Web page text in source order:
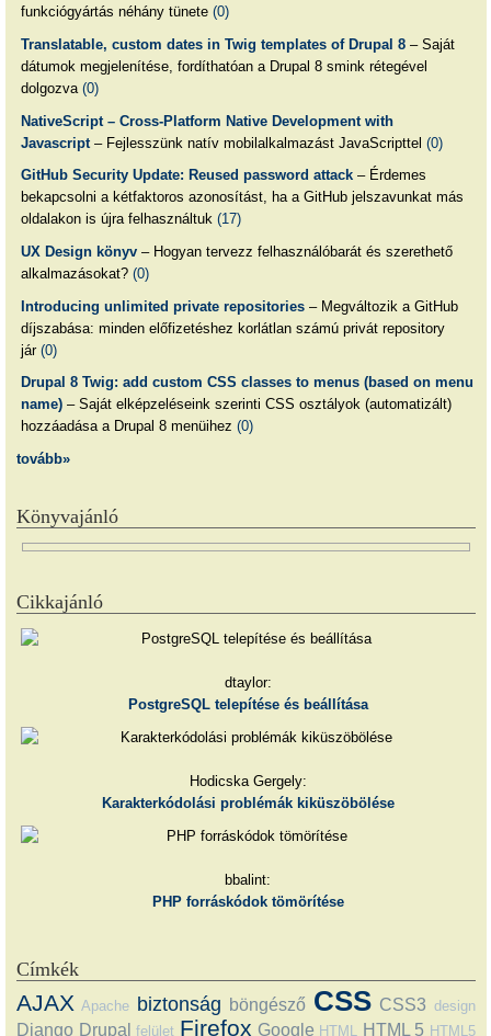
funkciógyártás néhány tünete (0)
Translatable, custom dates in Twig templates of Drupal 8– Saját
dátumok megjelenítése, fordíthatóan a Drupal 8 smink rétegével
dolgozva (0)
NativeScript – Cross-Platform Native Development with
Javascript– Fejlesszünk natív mobilalkalmazást JavaScripttel (0)
GitHub Security Update: Reused password attack– Érdemes
bekapcsolni a kétfaktoros azonosítást, ha a GitHub jelszavunkat más
oldalakon is újra felhasználtuk (17)
UX Design könyv– Hogyan tervezz felhasználóbarát és szerethető
alkalmazásokat? (0)
Introducing unlimited private repositories– Megváltozik a GitHub
díjszabása: minden előfizetéshez korlátlan számú privát repository
jár (0)
Drupal 8 Twig: add custom CSS classes to menus (based on menu
name)– Saját elképzeléseink szerinti CSS osztályok (automatizált)
hozzáadása a Drupal 8 menüihez (0)
tovább»
Könyvajánló
Cikkajánló
dtaylor:
PostgreSQL telepítése és beállítása
Hodicska Gergely:
Karakterkódolási problémák kiküszöbölése
bbalint:
PHP forráskódok tömörítése
Címkék
AJAX Apache biztonság böngésző CSS CSS3 design
Django Drupal felület Firefox Google HTML HTML 5 HTML5